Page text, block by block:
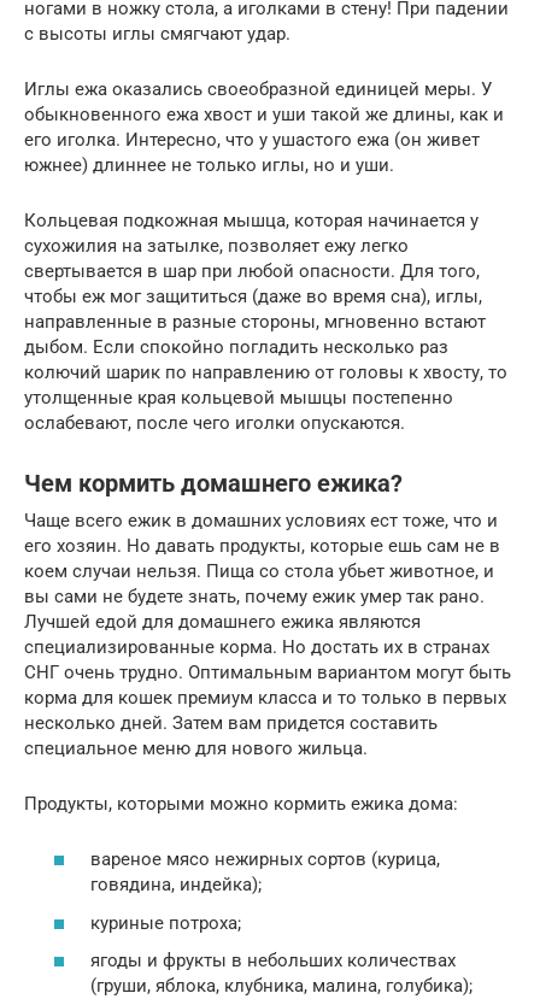
ногами в ножку стола, а иголками в стену! При падении
с высоты иглы смягчают удар.
Иглы ежа оказались своеобразной единицей меры. У
обыкновенного ежа хвост и уши такой же длины, как и
его иголка. Интересно, что у ушастого ежа (он живет
южнее) длиннее не только иглы, но и уши.
Кольцевая подкожная мышца, которая начинается у
сухожилия на затылке, позволяет ежу легко
свертывается в шар при любой опасности. Для того,
чтобы еж мог защититься (даже во время сна), иглы,
направленные в разные стороны, мгновенно встают
дыбом. Если спокойно погладить несколько раз
колючий шарик по направлению от головы к хвосту, то
утолщенные края кольцевой мышцы постепенно
ослабевают, после чего иголки опускаются.
Чем кормить домашнего ежика?
Чаще всего ежик в домашних условиях ест тоже, что и
его хозяин. Но давать продукты, которые ешь сам не в
коем случаи нельзя. Пища со стола убьет животное, и
вы сами не будете знать, почему ежик умер так рано.
Лучшей едой для домашнего ежика являются
специализированные корма. Но достать их в странах
СНГ очень трудно. Оптимальным вариантом могут быть
корма для кошек премиум класса и то только в первых
несколько дней. Затем вам придется составить
специальное меню для нового жильца.
Продукты, которыми можно кормить ежика дома:
вареное мясо нежирных сортов (курица,
говядина, индейка);
куриные потроха;
ягоды и фрукты в небольших количествах
(груши, яблока, клубника, малина, голубика);